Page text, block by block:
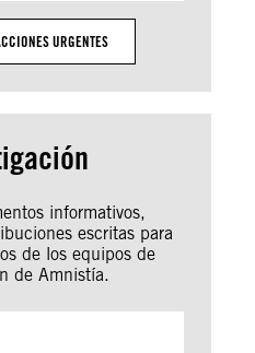
URGENTES
informativos,
escritas para
de los equipos de
de Amnistía.